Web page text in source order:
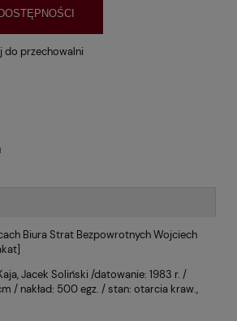
do przechowalni
Biura Strat Bezpowrotnych Wojciech
Jacek Soliński /datowanie: 1983 r. /
/ nakład: 500 egz. / stan: otarcia kraw.,